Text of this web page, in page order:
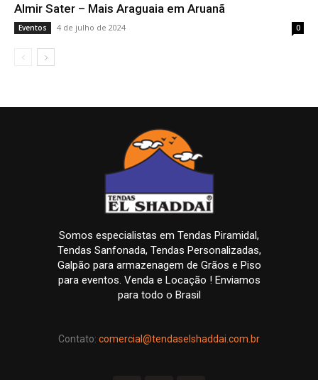
Almir Sater – Mais Araguaia em Aruanã
Eventos 4 de julho de 2024 0
Somos especialistas em Tendas Piramidal,
Tendas Sanfonada, Tendas Personalizadas,
Galpão para armazenagem de Grãos e Piso
para eventos. Venda e Locação ! Enviamos
para todo o Brasil
Contato: comercial@tendaselshaddai.com.br